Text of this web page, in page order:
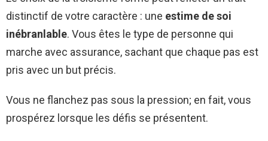
distinctif de votre caractère : une estime de soi
inébranlable. Vous êtes le type de personne qui
marche avec assurance, sachant que chaque pas est
pris avec un but précis.
Vous ne flanchez pas sous la pression; en fait, vous
prospérez lorsque les défis se présentent.